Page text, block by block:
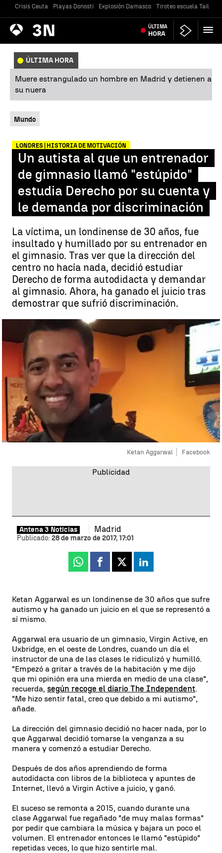
Crisis Ceuta Playas Donosti Explosión Damasco Tiroteo escuela
Antena
3 Noticias ÚLTIMA
HORA
ÚLTIMA HORA
Muere estrangulado un hombre en Madrid y detienen a
su nuera
Mundo
LONDRES | HISTORIA DE MOTIVACIÓN
Un autista al que un entrenador
de gimnasio llamó "estúpido"
estudia Derecho por su cuenta y
le demanda por discriminación
La víctima, un londinense de 30 años, fue
insultado y humillado por su entrenador en
el gimnasio. Tras ver que la dirección del
centro no hacía nada, decidió estudiar
Derecho de forma autodidacta y demandar
al gimnasio. Ahora, ha ganado el juicio tras
demostrar que sufrió discriminación.
Ketan Aggarwal Facebook
Antena 3 Noticias Madrid
Publicado: 28 de marzo de 2017, 17:01
Whatsapp
Facebook
X Linkedin
Ketan Aggarwal es un londinense de 30 años que sufre
autismo y ha ganado un juicio en el que se representó a
sí mismo.
Aggarwal era usuario de un gimnasio, Virgin Active, en
Uxbridge, en el oeste de Londres, cuando un día el
instructor de una de las clases le ridiculizó y humilló.
"Empezó a gritar a través de la habitación y me dijo
que mi opinión era una mierda en medio de una clase",
recuerda, según recoge el diario The Independent.
"Me hizo sentir fatal, creo que debido a mi autismo",
añade.
La dirección del gimnasio decidió no hacer nada, por lo
que Aggarwal decidió tomarse la venganza a su
manera y comenzó a estudiar Derecho.
Después de dos años aprendiendo de forma
autodidacta con libros de la biblioteca y apuntes de
Internet, llevó a Virgin Active a juicio, y ganó.
El suceso se remonta a 2015, cuando durante una
clase Aggarwal fue regañado "de muy malas formas"
por pedir que cambiara la música y bajara un poco el
volumen. El entrenador entonces le llamó "estúpido"
repetidas veces, lo que hizo sentirle mal.